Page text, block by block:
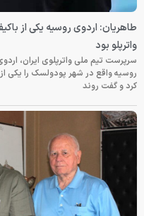
طاهریان: اردوی روسیه یکی از
واترپلو بود
سرپرست تیم ملی واترپلوی ایران،
روسیه واقع در شهر پودولسک را یکی
کرد و گفت روند